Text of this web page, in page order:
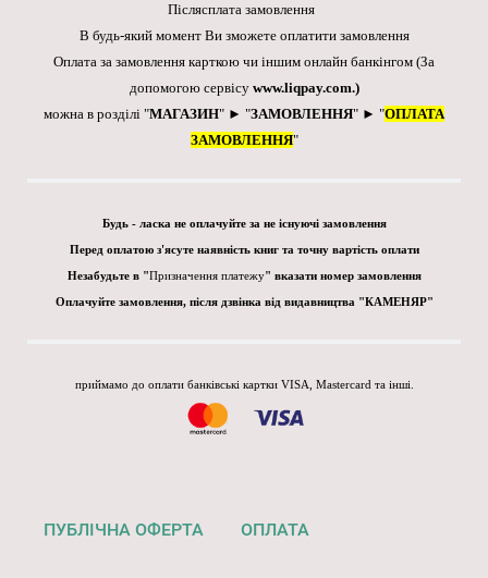
Післясплата замовлення
В будь-який момент Ви зможете оплатити замовлення
Оплата за замовлення карткою чи іншим онлайн банкінгом (За
допомогою сервісу www.liqpay.com.)
можна в розділі "МАГАЗИН" ► "ЗАМОВЛЕННЯ" ► "ОПЛАТА
ЗАМОВЛЕННЯ"
Будь - ласка не оплачуйте за не існуючі замовлення
Перед оплатою з'ясуте наявність книг та точну вартість оплати
Незабудьте в "Призначення платежу" вказати номер замовлення
Оплачуйте замовлення, після дзвінка від видавництва "КАМЕНЯР"
приймамо до оплати банківські картки VISA, Mastercard та інші.
ПУБЛІЧНА ОФЕРТА ОПЛАТА